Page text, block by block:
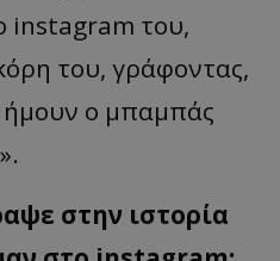
instagram του,
του, γράφοντας,
ο μπαμπάς
στην ιστορία